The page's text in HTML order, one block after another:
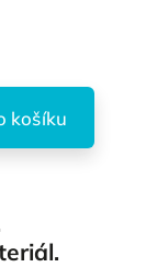
košíku